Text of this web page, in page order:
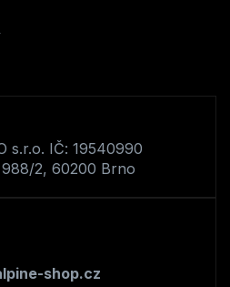
s.r.o. IČ: 19540990
2, 60200 Brno
shop.cz